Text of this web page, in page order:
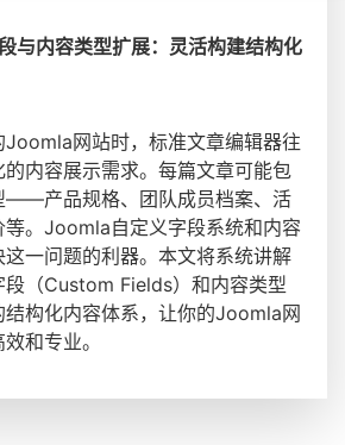
与内容类型扩展：灵活构建结构化
网站时，标准文章编辑器往
内容展示需求。每篇文章可能包
——产品规格、团队成员档案、活
等。Joomla自定义字段系统和内容
一问题的利器。本文将系统讲解
段（Custom Fields）和内容类型
构化内容体系，让你的Joomla网
和专业。